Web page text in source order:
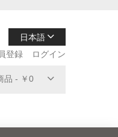
日本語
ログイン
登録
品 - ￥0